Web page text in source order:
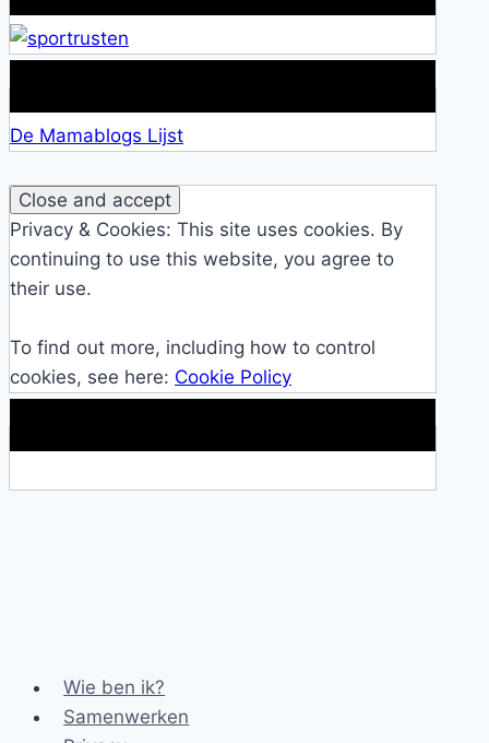
De Mamablogs Lijst
Privacy & Cookies: This site uses cookies. By
continuing to use this website, you agree to
their use.
To find out more, including how to control
cookies, see here: Cookie Policy
Wie ben ik?
Samenwerken